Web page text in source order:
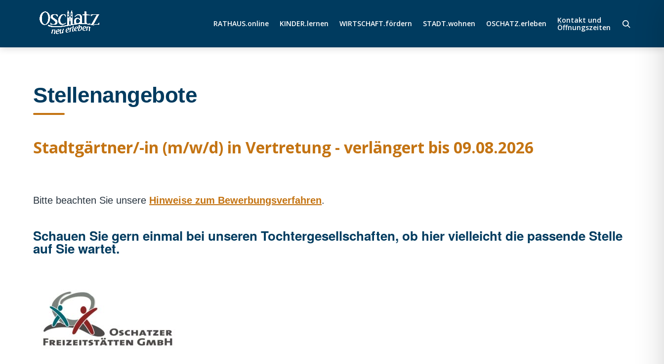
RATHAUS.online KINDER.lernen WIRTSCHAFT.fördern STADT.wohnen OSCHATZ.erleben Kontakt und
Öffnungszeiten
Stellenangebote
Stadtgärtner/-in (m/w/d) in Vertretung - verlängert bis 09.08.2026
Bitte beachten Sie unsere Hinweise zum Bewerbungsverfahren.
Schauen Sie gern einmal bei unseren Tochtergesellschaften, ob hier vielleicht die passende Stelle
auf Sie wartet.